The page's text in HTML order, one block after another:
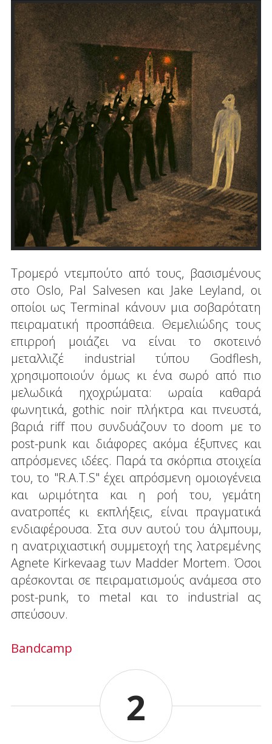
Τρομερό ντεμπούτο από τους, βασισμένους
στο Oslo, Pal Salvesen και Jake Leyland, οι
οποίοι ως Terminal κάνουν μια σοβαρότατη
πειραματική προσπάθεια. Θεμελιώδης τους
επιρροή μοιάζει να είναι το σκοτεινό
μεταλλιζέ industrial τύπου Godflesh,
χρησιμοποιούν όμως κι ένα σωρό από πιο
μελωδικά ηχοχρώματα: ωραία καθαρά
φωνητικά, gothic noir πλήκτρα και πνευστά,
βαριά riff που συνδυάζουν το doom με το
post-punk και διάφορες ακόμα έξυπνες και
απρόσμενες ιδέες. Παρά τα σκόρπια στοιχεία
του, το "R.A.T.S" έχει απρόσμενη ομοιογένεια
και ωριμότητα και η ροή του, γεμάτη
ανατροπές κι εκπλήξεις, είναι πραγματικά
ενδιαφέρουσα. Στα συν αυτού του άλμπουμ,
η ανατριχιαστική συμμετοχή της λατρεμένης
Agnete Kirkevaag των Madder Mortem. Όσοι
αρέσκονται σε πειραματισμούς ανάμεσα στο
post-punk, το metal και το industrial ας
σπεύσουν.
Bandcamp
2